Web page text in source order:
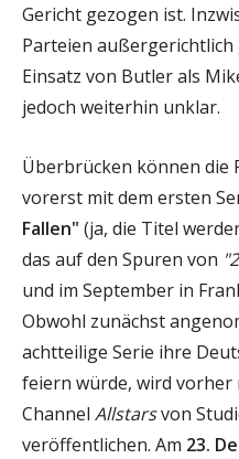
Gericht gezogen ist.
Parteien
Einsatz von Butler als
jedoch weiterhin unklar.
Überbrücken können die
vorerst mit dem ersten
Fallen" (ja, die Titel
das auf den Spuren von
und im September in
Obwohl zunächst
achtteilige Serie ihre
feiern würde, wird vorher
Channel Allstarsvon
veröffentlichen. Am 23.